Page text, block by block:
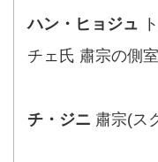
ハン・ヒョジュ
チェ氏 肅宗の側
チ・ジニ 肅宗(ス